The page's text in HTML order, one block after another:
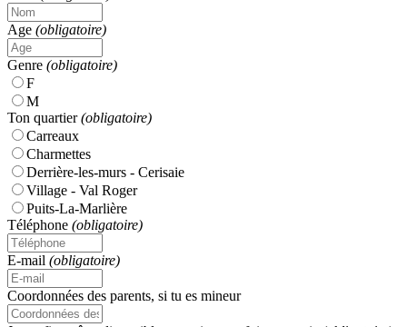
Age (obligatoire)
Genre (obligatoire)
F
M
Ton quartier(obligatoire)
Carreaux
Charmettes
Derrière-les-murs - Cerisaie
Village - Val Roger
Puits-La-Marlière
Téléphone (obligatoire)
E-mail (obligatoire)
Coordonnées des parents, si tu es mineur